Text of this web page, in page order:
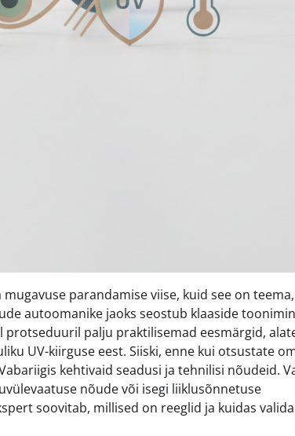
parandamise viise, kuid see on
autoomanike jaoks seostub klaaside
protseduuril palju praktilisemad eesmärgid,
UV-kiirguse eest. Siiski, enne kui otsustate
kehtivaid seadusi ja tehnilisi nõudeid.
nõude või isegi liiklusõnnetuse
soovitab, millised on reeglid ja kuidas